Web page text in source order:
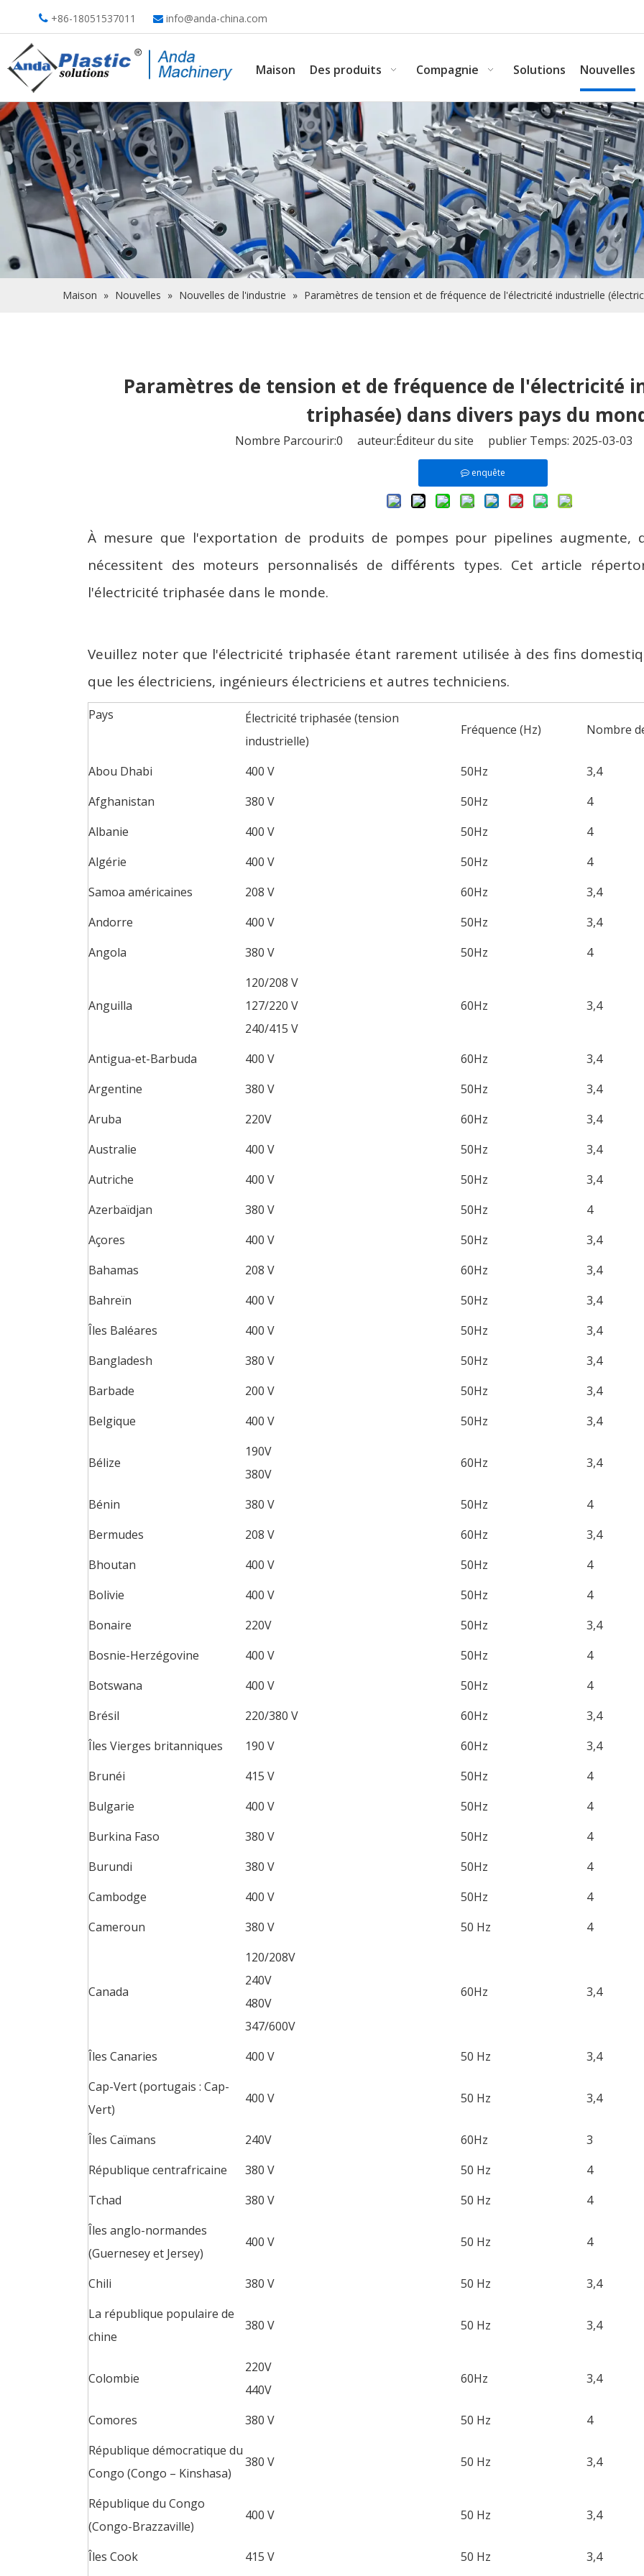
 +86-18051537011  info@anda-china.com
Maison Des produits Compagnie Solutions Nouvelles
Maison » Nouvelles » Nouvelles de l'industrie » Paramètres de tension et de fréquence de l'électricité industrielle
Paramètres de tension et de fréquence de l'électricité
triphasée) dans divers pays du
Nombre Parcourir:0 auteur:Éditeur du site publier Temps: 2025-03-
enquête
À mesure que l'exportation de produits de pompes pour pipelines augmente,
nécessitent des moteurs personnalisés de différents types. Cet article
l'électricité triphasée dans le monde.
Veuillez noter que l'électricité triphasée étant rarement utilisée à des fins
que les électriciens, ingénieurs électriciens et autres techniciens.
Pays
Électricité triphasée (tension
industrielle)
Fréquence (Hz) Nombre
Abou Dhabi 400 V 50Hz
3,4
Afghanistan
380 V 50Hz
4
Albanie
400 V 50Hz
4
Algérie
400 V 50Hz
4
Samoa américaines
208 V 60Hz
3,4
Andorre
400 V 50Hz
3,4
Angola
380 V 50Hz 4
Anguilla
120/208 V
127/220 V
240/415 V
60Hz 3,4
Antigua-et-Barbuda 400 V 60Hz
3,4
Argentine
380 V 50Hz
3,4
Aruba
220V 60Hz
3,4
Australie
400 V 50Hz
3,4
Autriche
400 V 50Hz
3,4
Azerbaïdjan
380 V 50Hz
4
Açores
400 V 50Hz
3,4
Bahamas
208 V 60Hz
3,4
Bahreïn
400 V 50Hz
3,4
Îles Baléares
400 V 50Hz
3,4
Bangladesh
380 V 50Hz
3,4
Barbade
200 V 50Hz
3,4
Belgique
400 V 50Hz 3,4
Bélize
190V
380V
60Hz 3,4
Bénin 380 V 50Hz
4
Bermudes
208 V 60Hz
3,4
Bhoutan
400 V 50Hz
4
Bolivie
400 V 50Hz
4
Bonaire
220V 50Hz
3,4
Bosnie-Herzégovine
400 V 50Hz
4
Botswana
400 V 50Hz
4
Brésil
220/380 V 60Hz
3,4
Îles Vierges britanniques
190 V 60Hz
3,4
Brunéi
415 V 50Hz
4
Bulgarie
400 V 50Hz
4
Burkina Faso
380 V 50Hz
4
Burundi
380 V 50Hz
4
Cambodge
400 V 50Hz
4
Cameroun
380 V 50 Hz 4
Canada
120/208V
240V
480V
347/600V
60Hz 3,4
Îles Canaries 400 V 50 Hz
3,4
Cap-Vert (portugais : Cap-
Vert)
400 V 50 Hz 3,4
Îles Caïmans 240V 60Hz
3
République centrafricaine
380 V 50 Hz
4
Tchad
380 V 50 Hz
4
Îles anglo-normandes
(Guernesey et Jersey)
400 V 50 Hz 4
Chili 380 V 50 Hz
3,4
La république populaire de
chine
380 V 50 Hz 3,4
Colombie
220V
440V
60Hz 3,4
Comores 380 V 50 Hz
4
République démocratique du
Congo (Congo – Kinshasa)
380 V 50 Hz 3,4
République du Congo
(Congo-Brazzaville)
400 V 50 Hz 3,4
Îles Cook 415 V 50 Hz 3,4